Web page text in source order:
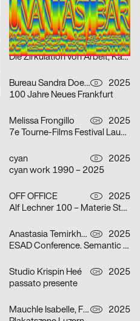
H A N D D
2025
Der Sommer in Stuttgart 2025
Studio Yannick Nuss D
2025
Die Zirkulation von Arbeit, Kapital und Leben als Lieferkette – Alice Creischer & Andreas Siekmann
Bureau Sandra Doeller D
2025
100 Jahre Neues Frankfurt
Melissa Frongillo CH
2025
7e Tourne-Films Festival Lausanne
cyan D
2025
cyan work 1990 – 2025
OFF OFFICE D
2025
Alf Lechner 100 – Materie Stahl
Anastasia Temirkhan CH
2025
ESAD Conference. Semantic Shapes
Studio Krispin Heé CH
2025
passato presente
Mauchle Isabelle, Felix Pfäffli, Brechbühl Erich CH
2025